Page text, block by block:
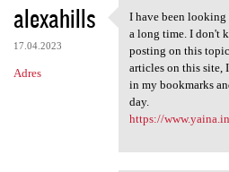
alexahills
17.04.2023
Adres
I have been
I have been looking
a long time. I don't
posting on this
articles on this site,
in my bookmarks
day.
https://www.yaina.in